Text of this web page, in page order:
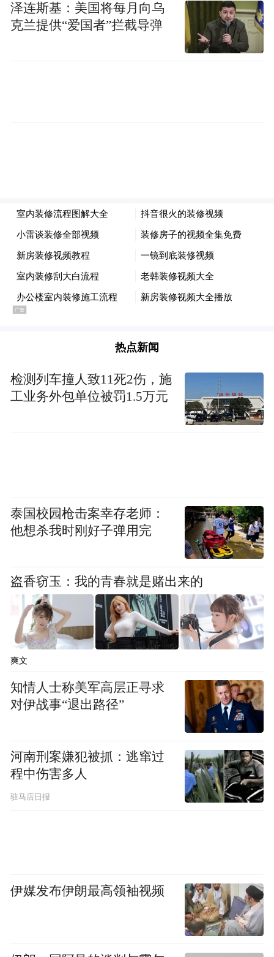
2026美加墨世界杯揭幕战中
墨西哥队坐镇主场2:0战胜南非队
取得小组赛首胜
胡利安·基尼奥内斯打入本届赛事首球
泽连斯基：美国将每月向乌
克兰提供“爱国者”拦截导弹
热点新闻
检测列车撞人致11死2伤，施
工业务外包单位被罚1.5万元
泰国校园枪击案幸存老师：
他想杀我时刚好子弹用完
盗香窃玉：我的青春就是赌出来的
爽文
知情人士称美军高层正寻求
对伊战事“退出路径”
河南刑案嫌犯被抓：逃窜过
程中伤害多人
驻马店日报
伊媒发布伊朗最高领袖视频